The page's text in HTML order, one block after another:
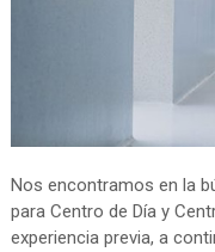
Nos encontramos en la
para Centro de Día y
experiencia previa, a